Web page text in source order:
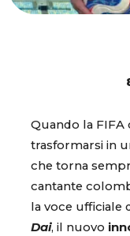
Quando la FIFA
trasformarsi in
che torna
cantante
la voce ufficiale
Dai, il nuovo